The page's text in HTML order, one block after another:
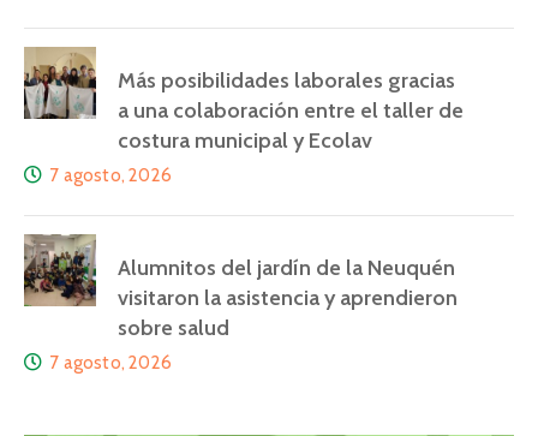
Más posibilidades laborales gracias
a una colaboración entre el taller de
costura municipal y Ecolav
7 agosto, 2026
Alumnitos del jardín de la Neuquén
visitaron la asistencia y aprendieron
sobre salud
7 agosto, 2026